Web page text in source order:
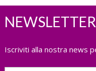
NEWSLETTER
Iscriviti alla nostra news